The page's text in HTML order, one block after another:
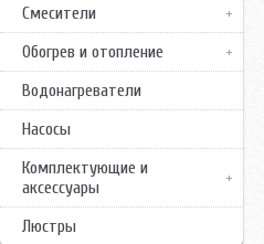
Смесители
Обогрев и отопление
Водонагреватели
Насосы
Комплектующие и
аксессуары
Люстры